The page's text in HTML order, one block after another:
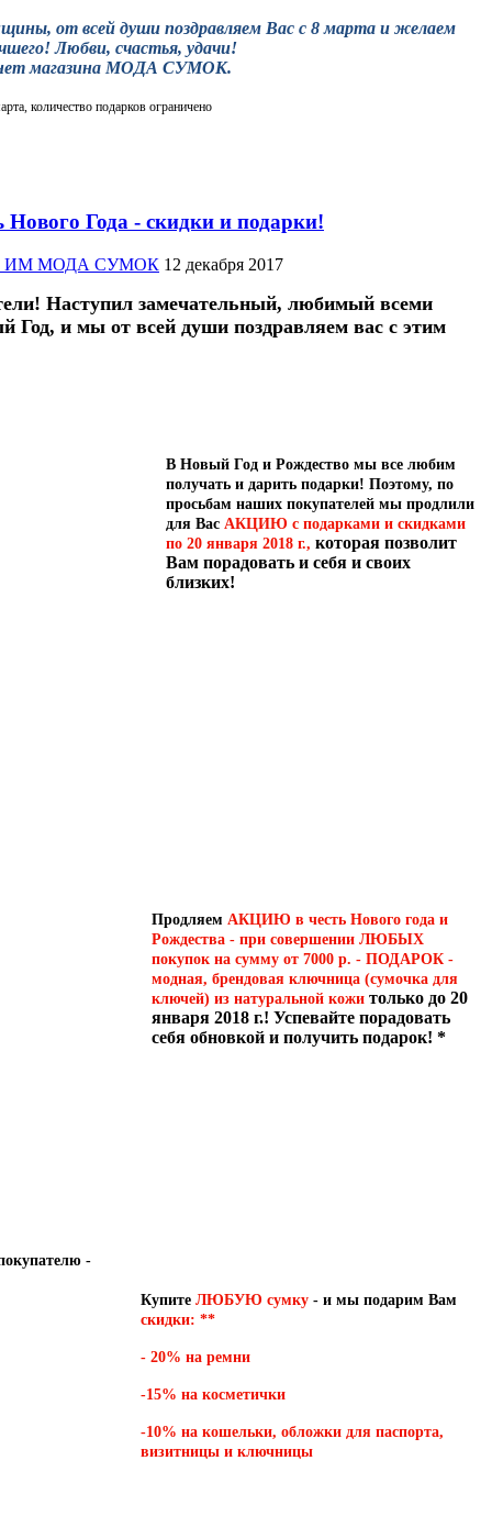
от всей души поздравляем Вас с 8 марта и желаем
Любви, счастья, удачи!
магазина МОДА СУМОК.
количество подарков ограничено
Года - скидки и подарки!
ИМ МОДА СУМОК 12 декабря 2017
Наступил замечательный, любимый всеми
Год, и мы от всей души поздравляем вас с этим
В Новый Год и Рождество мы все любим
получать и дарить подарки! Поэтому, по
просьбам наших покупателей мы продлили
для Вас АКЦИЮ с подарками и скидками
по 20 января 2018 г., которая позволит
Вам порадовать и себя и своих
близких!
Продляем АКЦИЮ в честь Нового года и
Рождества - при совершении ЛЮБЫХ
покупок на сумму от 7000 р. - ПОДАРОК -
модная, брендовая ключница (сумочка для
ключей) из натуральной кожи только до 20
января 2018 г.! Успевайте порадовать
себя обновкой и получить подарок! *
Купите ЛЮБУЮ сумку - и мы подарим Вам
скидки: **
- 20% на ремни
-15% на косметички
-10% на кошельки, обложки для паспорта,
визитницы и ключницы